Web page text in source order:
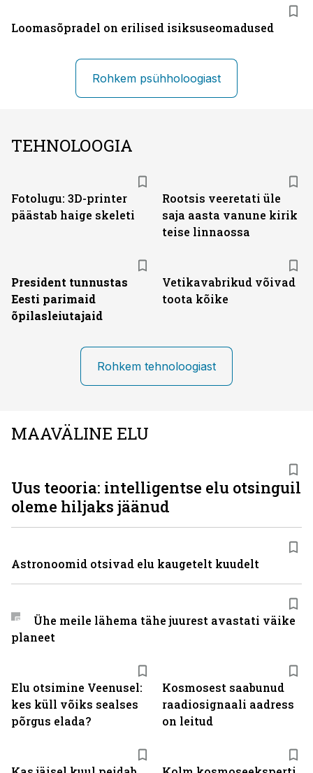
Loomasõpradel on erilised isiksuseomadused
Rohkem psühholoogiast
TEHNOLOOGIA
Fotolugu: 3D-printer
päästab haige skeleti
Rootsis veeretati üle
saja aasta vanune kirik
teise linnaossa
President tunnustas
Eesti parimaid
õpilasleiutajaid
Vetikavabrikud võivad
toota kõike
Rohkem tehnoloogiast
MAAVÄLINE ELU
Elu otsimine Veenusel:
kes küll võiks sealses
põrgus elada?
Kosmosest saabunud
raadiosignaali aadress
on leitud
Uus teooria: intelligentse elu otsinguil
oleme hiljaks jäänud
Astronoomid otsivad elu kaugetelt kuudelt
Ühe meile lähema tähe juurest avastati väike
planeet